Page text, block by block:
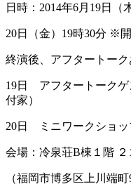
日時：2014年6月19日（
20日（金）19時30分 ※
終演後、アフタートーク
19日 アフタートーク
付家）
20日 ミニワークショッ
会場：冷泉荘B棟１階
（福岡市博多区上川端町